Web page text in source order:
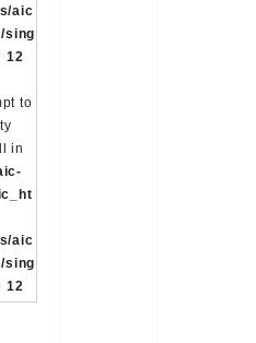
aic
sing
12
to
in
aic
sing
12